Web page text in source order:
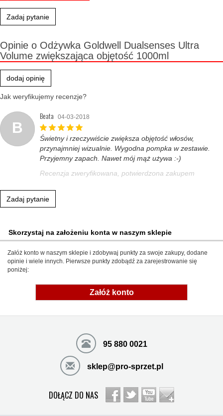
Zadaj pytanie
Opinie o Odżywka Goldwell Dualsenses Ultra
Volume zwiększająca objętość 1000ml
dodaj opinię
Jak weryfikujemy recenzje?
B
Beata 04-03-2018
Świetny i rzeczywiście zwiększa objętość włosów,
przynajmniej wizualnie. Wygodna pompka w zestawie.
Przyjemny zapach. Nawet mój mąż używa :-)
Recenzja zweryfikowana, potwierdzona zakupem
Zadaj pytanie
Skorzystaj na założeniu konta w naszym sklepie
Załóż konto w naszym sklepie i zdobywaj punkty za swoje zakupy, dodane
opinie i wiele innych. Pierwsze punkty zdobądź za zarejestrowanie się
poniżej:
Załóż konto
95 880 0021
sklep@pro-sprzet.pl
DOŁĄCZ DO NAS